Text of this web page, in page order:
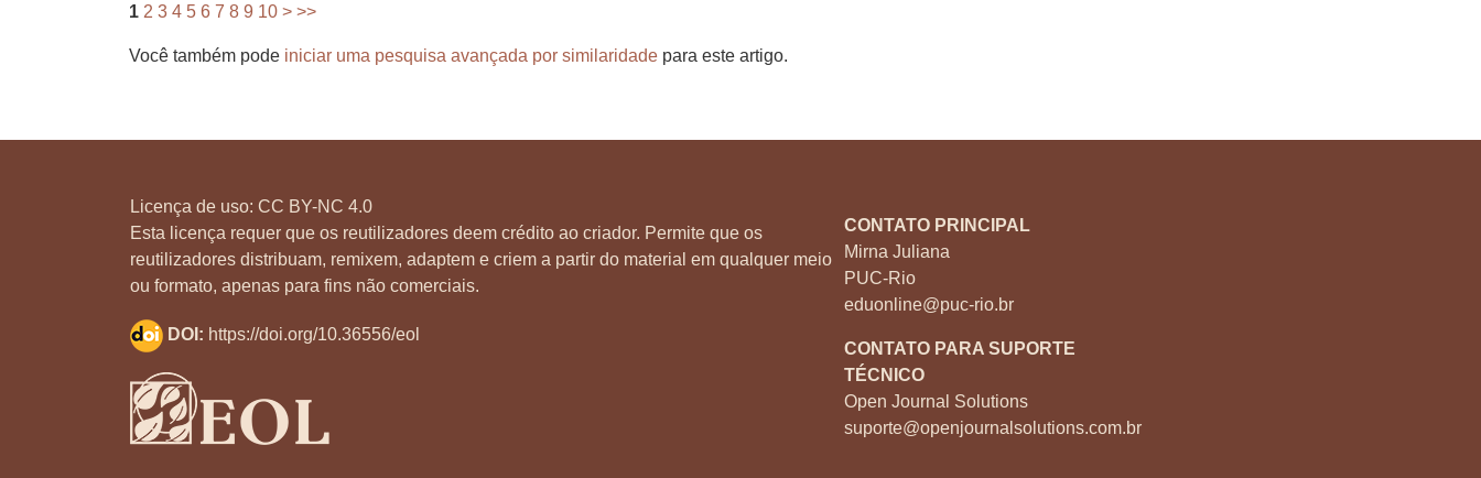
1 2 3 4 5 6 7 8 9 10 > >>
Você também pode iniciar uma pesquisa avançada por similaridade para este artigo.
Licença de uso: CC BY-NC 4.0
Esta licença requer que os reutilizadores deem crédito ao criador. Permite que os
reutilizadores distribuam, remixem, adaptem e criem a partir do material em qualquer meio
ou formato, apenas para fins não comerciais.
CONTATO PRINCIPAL
Mirna Juliana
PUC-Rio
eduonline@puc-rio.br
CONTATO PARA SUPORTE
TÉCNICO
Open Journal Solutions
suporte@openjournalsolutions.com.br
DOI: https://doi.org/10.36556/eol